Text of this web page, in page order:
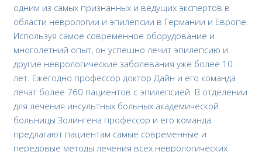
одним из самых признанных и ведущих экспертов в
области неврологии и эпилепсии в Германии и Европе.
Используя самое современное оборудование и
многолетний опыт, он успешно лечит эпилепсию и
другие неврологические заболевания уже более 10
лет. Ежегодно профессор доктор Дайн и его команда
лечат более 760 пациентов с эпилепсией. В отделении
для лечения инсультных больных академической
больницы Золингена профессор и его команда
предлагают пациентам самые современные и
передовые методы лечения всех неврологических